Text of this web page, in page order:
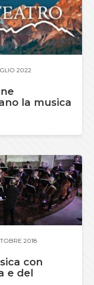
2022
la musica
2018
con
e del